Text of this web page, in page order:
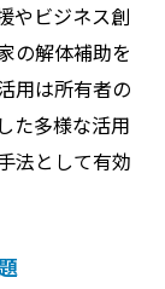
やビジネス創
の解体補助を
用は所有者の
た多様な活用
法として有効